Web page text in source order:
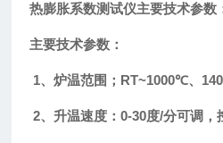
热膨胀系数测试仪主要技术参数
主要技术参数：
1、炉温范围；RT~1000℃、
2、升温速度：0-30度/分可调，